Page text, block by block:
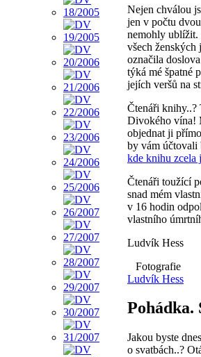
Nejen chválou
jen v počtu
nemohly ublížit.
všech ženských
označila
týká mé špatné
jejích veršů na
Čtenáři knihy..?
Divokého vína!
objednat ji
by vám účtovali
kde knihu zcela
Čtenáři toužící
snad mém
v 16 hodin
vlastního
Ludvík Hess
Fotografie
Ludvík Hess
Pohádka.
Jakou byste
o svatbách..?